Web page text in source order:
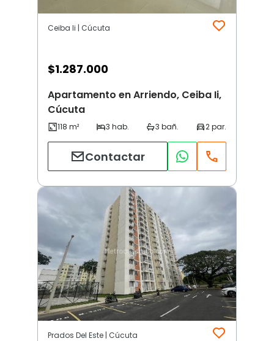
Ceiba Ii | Cúcuta
$1.287.000
Apartamento en Arriendo, Ceiba Ii,
Cúcuta
Contactar
Prados Del Este | Cúcuta